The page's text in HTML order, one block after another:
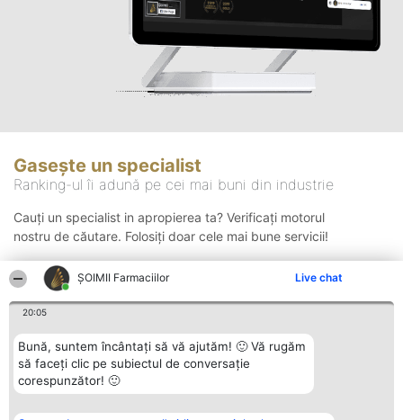
ŞOIMII Farmaciilor Live chat
20:05
Bună, suntem încântați să vă ajutăm! 🙂 Vă rugăm
să faceți clic pe subiectul de conversație
corespunzător! 🙂
Gasește un specialist
Ranking-ul îi adună pe cei mai buni din industrie
Cauți un specialist in apropierea ta? Verificați motorul
nostru de căutare. Folosiți doar cele mai bune servicii!